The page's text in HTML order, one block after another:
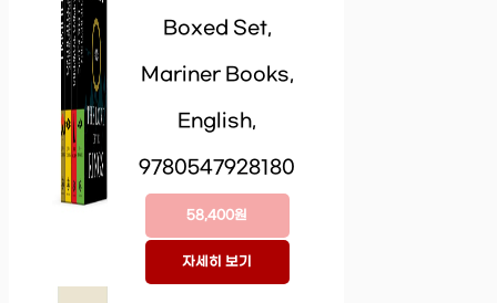
Boxed Set,
Mariner Books,
English,
9780547928180
58,400원
자세히 보기